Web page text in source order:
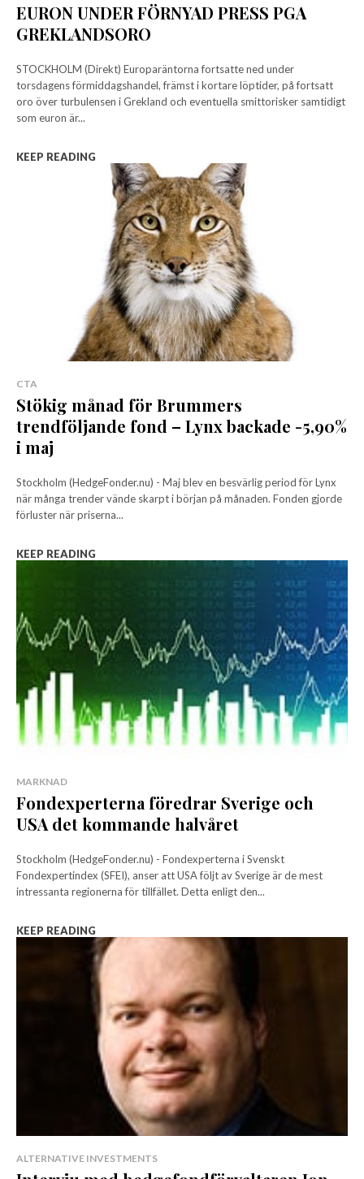
EURON UNDER FÖRNYAD PRESS PGA
GREKLANDSORO
STOCKHOLM (Direkt) Europaräntorna fortsatte ned under
torsdagens förmiddagshandel, främst i kortare löptider, på fortsatt
oro över turbulensen i Grekland och eventuella smittorisker samtidigt
som euron är...
KEEP READING
CTA
Stökig månad för Brummers
trendföljande fond – Lynx backade -5,90%
i maj
Stockholm (HedgeFonder.nu) - Maj blev en besvärlig period för Lynx
när många trender vände skarpt i början på månaden. Fonden gjorde
förluster när priserna...
KEEP READING
MARKNAD
Fondexperterna föredrar Sverige och
USA det kommande halvåret
Stockholm (HedgeFonder.nu) - Fondexperterna i Svenskt
Fondexpertindex (SFEI), anser att USA följt av Sverige är de mest
intressanta regionerna för tillfället. Detta enligt den...
KEEP READING
ALTERNATIVE INVESTMENTS